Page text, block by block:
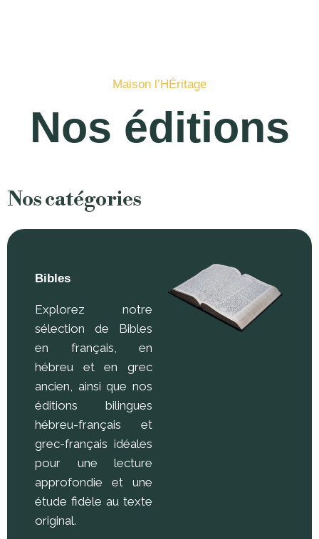
Maison l’HÉritage
Nos éditions
Nos catégories
Bibles
Explorez notre
sélection de Bibles
en français, en
hébreu et en grec
ancien, ainsi que nos
éditions bilingues
hébreu-français et
grec-français idéales
pour une lecture
approfondie et une
étude fidèle au texte
original.